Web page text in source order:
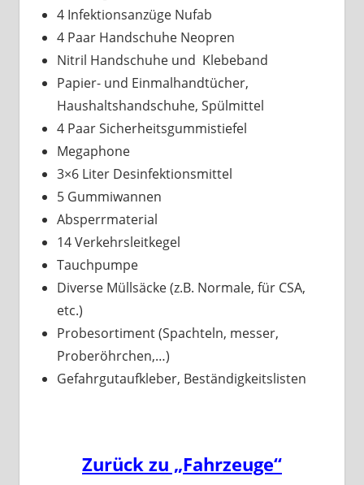
4 Infektionsanzüge Nufab
4 Paar Handschuhe Neopren
Nitril Handschuhe und Klebeband
Papier- und Einmalhandtücher,
Haushaltshandschuhe, Spülmittel
4 Paar Sicherheitsgummistiefel
Megaphone
3×6 Liter Desinfektionsmittel
5 Gummiwannen
Absperrmaterial
14 Verkehrsleitkegel
Tauchpumpe
Diverse Müllsäcke (z.B. Normale, für CSA,
etc.)
Probesortiment (Spachteln, messer,
Proberöhrchen,…)
Gefahrgutaufkleber, Beständigkeitslisten
Zurück zu „Fahrzeuge“